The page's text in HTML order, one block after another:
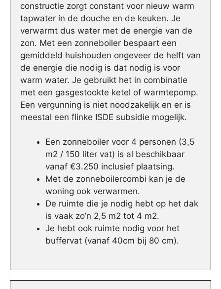
constructie zorgt constant voor nieuw warm
tapwater in de douche en de keuken. Je
verwarmt dus water met de energie van de
zon. Met een zonneboiler bespaart een
gemiddeld huishouden ongeveer de helft van
de energie die nodig is dat nodig is voor
warm water. Je gebruikt het in combinatie
met een gasgestookte ketel of warmtepomp.
Een vergunning is niet noodzakelijk en er is
meestal een flinke ISDE subsidie mogelijk.
Een zonneboiler voor 4 personen (3,5
m2 / 150 liter vat) is al beschikbaar
vanaf €3.250 inclusief plaatsing.
Met de zonneboilercombi kan je de
woning ook verwarmen.
De ruimte die je nodig hebt op het dak
is vaak zo’n 2,5 m2 tot 4 m2.
Je hebt ook ruimte nodig voor het
buffervat (vanaf 40cm bij 80 cm).